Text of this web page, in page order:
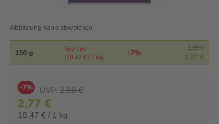
Abbildung kann abweichen
150 g
Spartipp
(18,47 € / 1 kg)
-7%
2,99 €
2,77 €
-7% UVP: 2,99 €
2,77 €
18,47 € / 1 kg